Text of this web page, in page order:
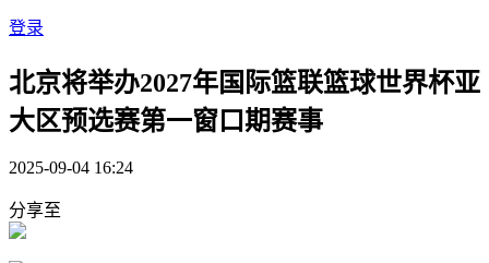
登录
北京将举办2027年国际篮联篮球世界杯亚
大区预选赛第一窗口期赛事
2025-09-04 16:24
分享至